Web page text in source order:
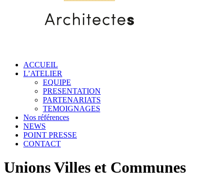
ACCUEIL
L’ATELIER
EQUIPE
PRESENTATION
PARTENARIATS
TEMOIGNAGES
Nos références
NEWS
POINT PRESSE
CONTACT
Unions Villes et Communes